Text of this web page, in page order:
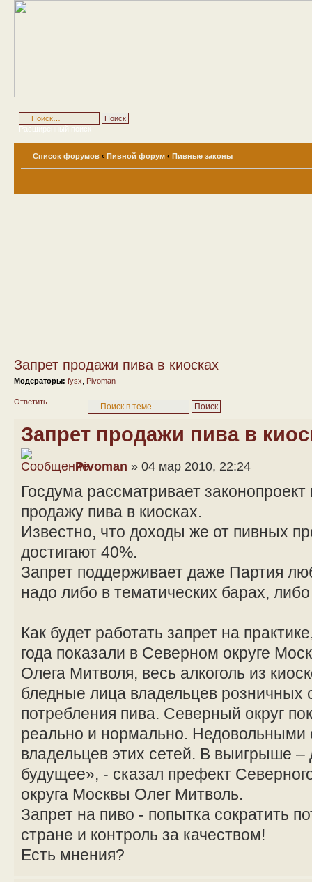
Расширенный поиск
Список форумов ‹ Пивной форум ‹ Пивные законы
Запрет продажи пива в киосках
Модераторы: fysx Pivoman
Ответить
Запрет продажи пива в
Pivoman » 04 мар 2010, 22:24
Госдума рассматривает
продажу пива в киосках.
Известно, что доходы же от пивных
достигают 40%.
Запрет поддерживает даже Партия
надо либо в тематических барах,
Как будет работать запрет на
года показали в Северном округе
Олега Митволя, весь алкоголь из
бледные лица владельцев розничных
потребления пива. Северный округ
реально и нормально. Недовольными
владельцев этих сетей. В выигрыше –
будущее», - сказал префект
округа Москвы Олег Митволь.
Запрет на пиво - попытка сократить
стране и контроль за качеством!
Есть мнения?